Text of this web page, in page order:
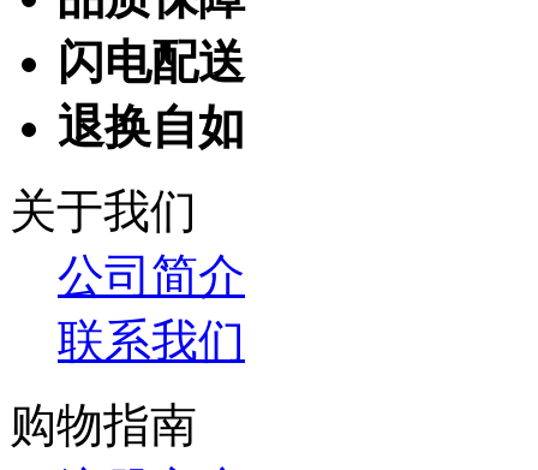
闪电配送
退换自如
关于我们
公司简介
联系我们
购物指南